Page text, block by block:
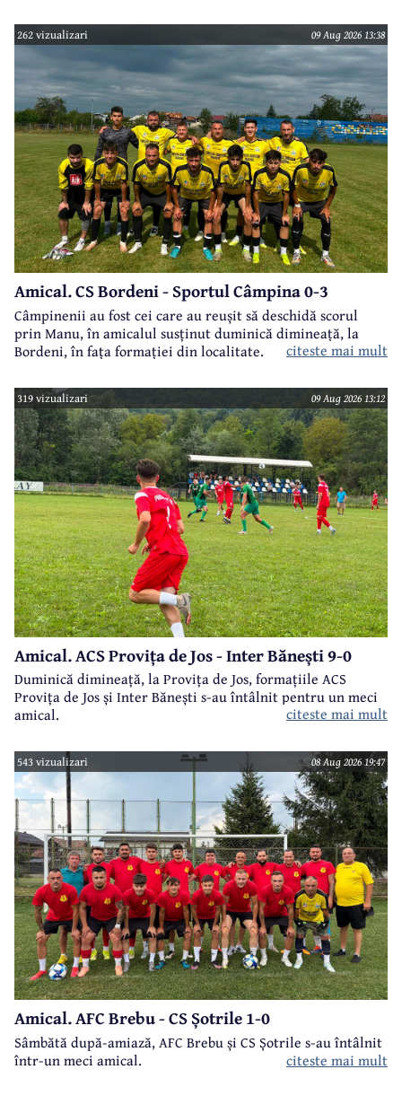
262 vizualizari 09 Aug 2026 13:38
Amical. CS Bordeni - Sportul Câmpina 0-3
Câmpinenii au fost cei care au reușit să deschidă scorul
prin Manu, în amicalul susținut duminică dimineață, la
Bordeni, în fața formației din localitate.
citeste mai mult
319 vizualizari 09 Aug 2026 13:12
Amical. ACS Provița de Jos - Inter Bănești 9-0
Duminică dimineață, la Provița de Jos, formațiile ACS
Provița de Jos și Inter Bănești s-au întâlnit pentru un meci
amical.
citeste mai mult
543 vizualizari 08 Aug 2026 19:47
Amical. AFC Brebu - CS Șotrile 1-0
Sâmbătă după-amiază, AFC Brebu și CS Șotrile s-au întâlnit
într-un meci amical.
citeste mai mult